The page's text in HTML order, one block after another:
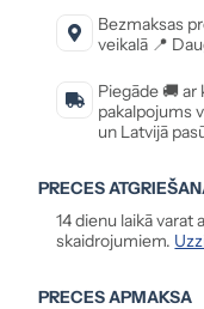
Bezmaksas
veikalā 📍
Piegāde 🚚
pakalpojums
un Latvijā
PRECES
14 dienu laikā
skaidrojumiem.
PRECES APMAKSA